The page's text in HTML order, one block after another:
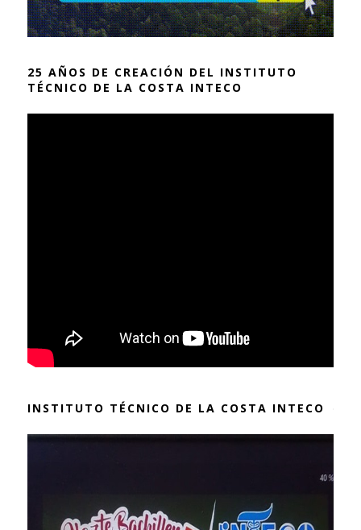
25 AÑOS DE CREACIÓN DEL INSTITUTO
TÉCNICO DE LA COSTA INTECO
INSTITUTO TÉCNICO DE LA COSTA INTECO